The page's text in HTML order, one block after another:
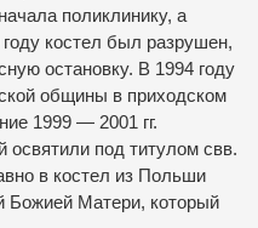
поликлинику, а
году костел был разрушен,
остановку. В 1994 году
общины в приходском
1999 — 2001 гг.
освятили под титулом свв.
в костел из Польши
Божией Матери, который